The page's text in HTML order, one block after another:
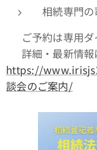
相続専門
📞 ご予約は専用
🔗 詳細・最新情報
https://
談会のご案内/